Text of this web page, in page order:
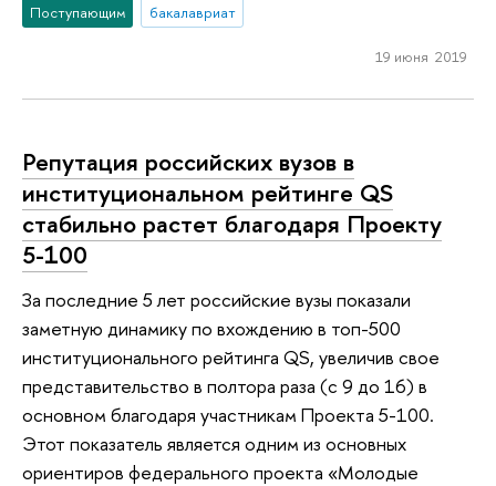
Поступающим бакалавриат
19 июня 2019
Репутация российских вузов в
институциональном рейтинге QS
стабильно растет благодаря Проекту
5-100
За последние 5 лет российские вузы показали
заметную динамику по вхождению в топ-500
институционального рейтинга QS, увеличив свое
представительство в полтора раза (с 9 до 16) в
основном благодаря участникам Проекта 5-100.
Этот показатель является одним из основных
ориентиров федерального проекта «Молодые